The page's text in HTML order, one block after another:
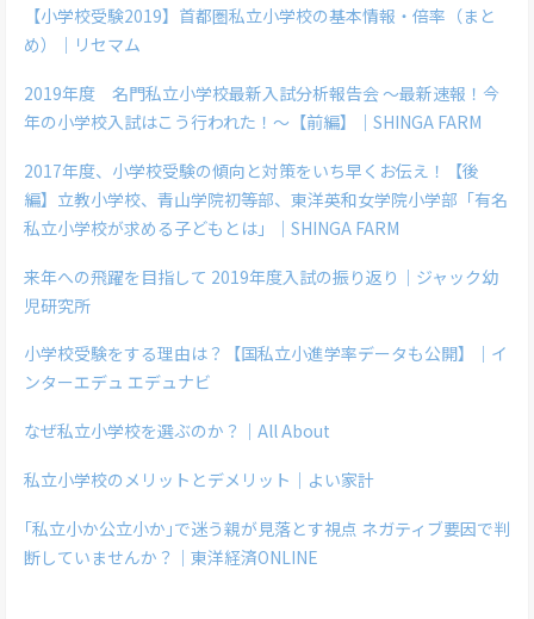
【小学校受験2019】首都圏私立小学校の基本情報・倍率（まと
め）｜リセマム
2019年度 名門私立小学校最新入試分析報告会 〜最新速報！今
年の小学校入試はこう行われた！〜【前編】｜SHINGA FARM
2017年度、小学校受験の傾向と対策をいち早くお伝え！【後
編】立教小学校、青山学院初等部、東洋英和女学院小学部「有名
私立小学校が求める子どもとは」｜SHINGA FARM
来年への飛躍を目指して 2019年度入試の振り返り｜ジャック幼
児研究所
小学校受験をする理由は？【国私立小進学率データも公開】｜イ
ンターエデュ エデュナビ
なぜ私立小学校を選ぶのか？｜All About
私立小学校のメリットとデメリット｜よい家計
｢私立小か公立小か｣で迷う親が見落とす視点 ネガティブ要因で判
断していませんか？｜東洋経済ONLINE